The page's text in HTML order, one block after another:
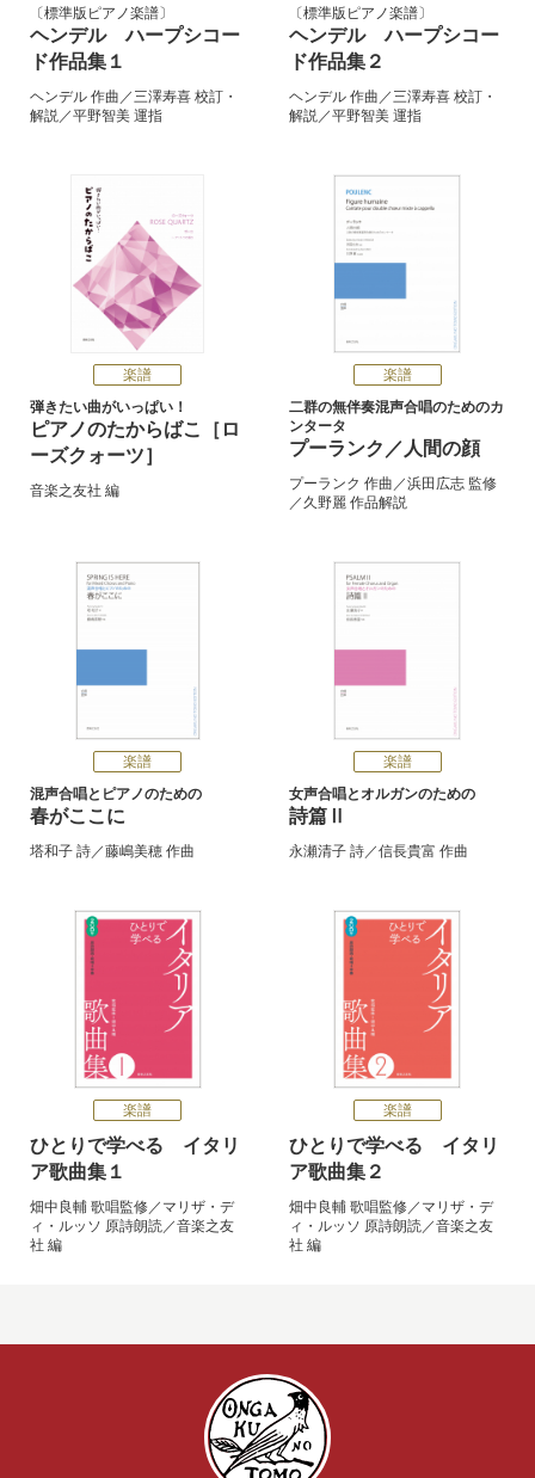
標準版ピアノ楽譜
ヘンデル ハープシコー
ド作品集１
ヘンデル 作曲／三澤寿喜 校訂・
解説／平野智美 運指
標準版ピアノ楽譜
ヘンデル ハープシコー
ド作品集２
ヘンデル 作曲／三澤寿喜 校訂・
解説／平野智美 運指
楽譜
弾きたい曲がいっぱい！
ピアノのたからばこ［ロ
ーズクォーツ］
音楽之友社 編
楽譜
二群の無伴奏混声合唱のためのカ
ンタータ
プーランク／人間の顔
プーランク 作曲／浜田広志 監修
／ 久野麗 作品解説
楽譜
混声合唱とピアノのための
春がここに
塔和子 詩／藤嶋美穂 作曲
楽譜
女声合唱とオルガンのための
詩篇Ⅱ
永瀬清子 詩／信長貴富 作曲
楽譜
ひとりで学べる イタリ
ア歌曲集１
畑中良輔 歌唱監修／ マリザ・デ
ィ・ルッソ 原詩朗読／音楽之友
社 編
楽譜
ひとりで学べる イタリ
ア歌曲集２
畑中良輔歌唱監修／ マリザ・デ
ィ・ルッソ 原詩朗読／音楽之友
社 編